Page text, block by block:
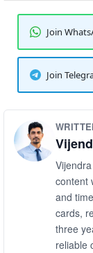
Join
Join
content
and
cards,
three
reliable